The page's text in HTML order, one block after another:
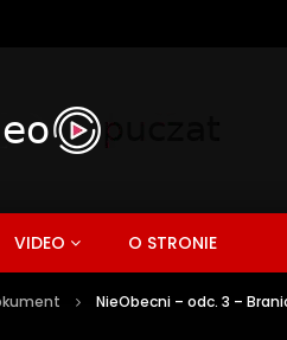
VIDEO O STRONIE
NieObecni – odc. 3 –